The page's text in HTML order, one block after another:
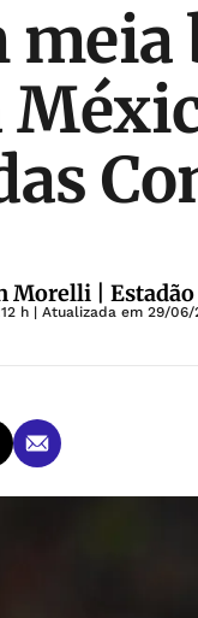
Morelli |
h | Atualizada em 29/06/